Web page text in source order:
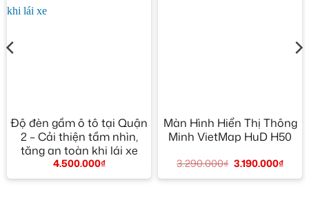
Độ đèn gầm ô tô tại Quận
2 – Cải thiện tầm nhìn,
tăng an toàn khi lái xe
4.500.000₫
Màn Hình Hiển Thị Thông
Minh VietMap HuD H50
3.290.000₫ 3.190.000₫